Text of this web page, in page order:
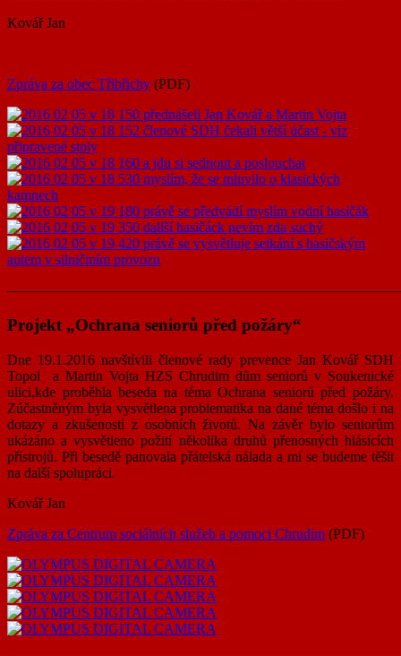
Kovář Jan
Zpráva za obec Třibřichy (PDF)
Projekt „Ochrana seniorů před požáry“
Dne 19.1.2016 navštívili členové rady prevence Jan Kovář SDH
Topol a Martin Vojta HZS Chrudim dům seniorů v Soukenické
ulici,kde proběhla beseda na téma Ochrana seniorů před požáry.
Zúčastněným byla vysvětlena problematika na dané téma došlo i na
dotazy a zkušenosti z osobních životů. Na závěr bylo seniorům
ukázáno a vysvětleno požití několika druhů přenosných hlásících
přístrojů. Při besedě panovala přátelská nálada a mi se budeme těšit
na další spolupráci.
Kovář Jan
Zpráva za Centrum sociálních služeb a pomoci Chrudim (PDF)